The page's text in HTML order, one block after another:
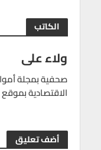
الكاتب
ولاء على
صحفية بمجلة
الاقتصادية
أضف تعليق